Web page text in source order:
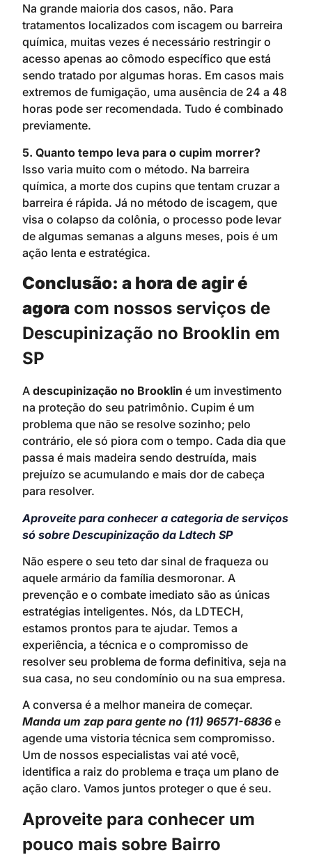
Na grande maioria dos casos, não. Para
tratamentos localizados com iscagem ou barreira
química, muitas vezes é necessário restringir o
acesso apenas ao cômodo específico que está
sendo tratado por algumas horas. Em casos mais
extremos de fumigação, uma ausência de 24 a 48
horas pode ser recomendada. Tudo é combinado
previamente.
5. Quanto tempo leva para o cupim morrer?
Isso varia muito com o método. Na barreira
química, a morte dos cupins que tentam cruzar a
barreira é rápida. Já no método de iscagem, que
visa o colapso da colônia, o processo pode levar
de algumas semanas a alguns meses, pois é um
ação lenta e estratégica.
Conclusão: a hora de agir é
agora com nossos serviços de
Descupinização no Brooklin em
SP
A descupinização no Brooklin é um investimento
na proteção do seu patrimônio. Cupim é um
problema que não se resolve sozinho; pelo
contrário, ele só piora com o tempo. Cada dia que
passa é mais madeira sendo destruída, mais
prejuízo se acumulando e mais dor de cabeça
para resolver.
Aproveite para conhecer a categoria de serviços
só sobre Descupinização da Ldtech SP
Não espere o seu teto dar sinal de fraqueza ou
aquele armário da família desmoronar. A
prevenção e o combate imediato são as únicas
estratégias inteligentes. Nós, da LDTECH,
estamos prontos para te ajudar. Temos a
experiência, a técnica e o compromisso de
resolver seu problema de forma definitiva, seja na
sua casa, no seu condomínio ou na sua empresa.
A conversa é a melhor maneira de começar.
Manda um zap para gente no (11) 96571-6836e
agende uma vistoria técnica sem compromisso.
Um de nossos especialistas vai até você,
identifica a raiz do problema e traça um plano de
ação claro. Vamos juntos proteger o que é seu.
Aproveite para conhecer um
pouco mais sobre Bairro